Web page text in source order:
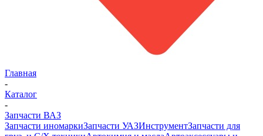
Главная
-
Каталог
-
Запчасти ВАЗ
Запчасти иномаркиЗапчасти УАЗИнструментЗапчасти для